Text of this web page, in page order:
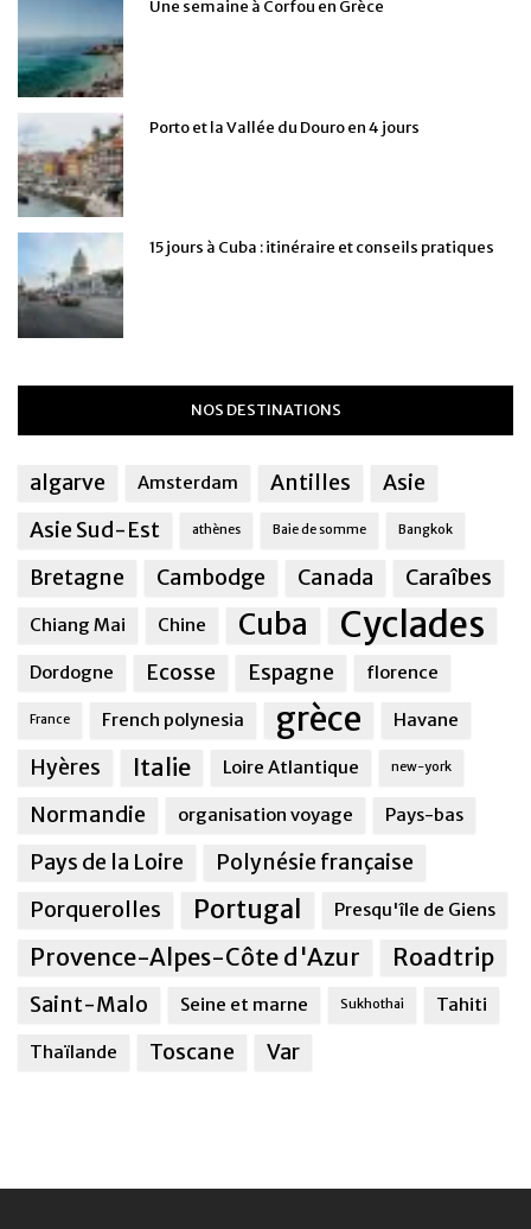
Une semaine à Corfou en Grèce
Porto et la Vallée du Douro en 4 jours
15 jours à Cuba : itinéraire et conseils pratiques
NOS DESTINATIONS
algarve Amsterdam Antilles
Asie
Asie Sud-Est
athènes Baie de somme Bangkok
Bretagne Cambodge Canada Caraîbes
Chiang Mai Chine Cuba Cyclades
Dordogne Ecosse Espagne florence
France French polynesia grèce Havane
Hyères Italie Loire Atlantique new-york
Normandie organisation voyage Pays-bas
Pays de la Loire
Polynésie française
Porquerolles
Portugal Presqu'île de Giens
Provence-Alpes-Côte d'Azur Roadtrip
Saint-Malo Seine et marne Sukhothai Tahiti
Thaïlande Toscane Var